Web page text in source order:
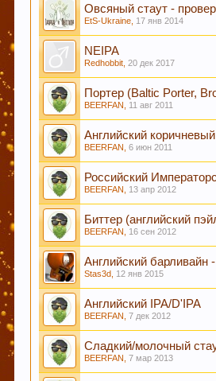
Если Вам нравится наш
:) Спасибо!
Любое общение, которое
При приеме пива у мужчин
независимо от того,
Пиво богато
Пиво содержит витамин В,
сосудистой и иммунной
Овсяный стаут -
EtS-Ukraine 17 янв 2014
NEIPA
Redhobbit ,20 дек 2017
Портер (Baltic Porter,
BEERFAN 11 авг 2011
Английский
BEERFAN ,6 июн 2011
Российский
BEERFAN 13 апр 2012
Биттер (английский
BEERFAN 16 сен 2012
Английский барливайн
Stas3d 12 янв 2015
Английский IPA/D'IPA
BEERFAN ,7 дек 2012
Сладкий/молочный
BEERFAN ,7 мар 2013